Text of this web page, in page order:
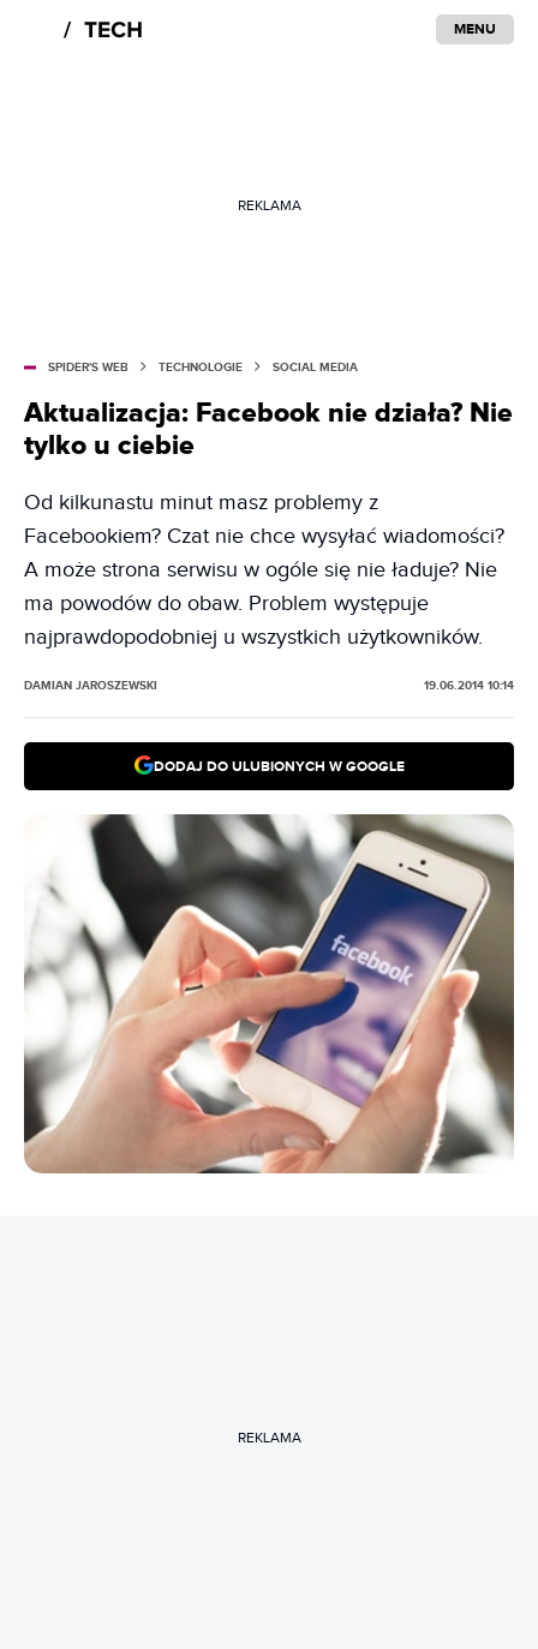
MENU
REKLAMA
SPIDER'S WEB TECHNOLOGIE SOCIAL MEDIA
Aktualizacja: Facebook nie działa? Nie
tylko u ciebie
Od kilkunastu minut masz problemy z
Facebookiem? Czat nie chce wysyłać wiadomości?
A może strona serwisu w ogóle się nie ładuje? Nie
ma powodów do obaw. Problem występuje
najprawdopodobniej u wszystkich użytkowników.
DAMIAN JAROSZEWSKI 19.06.2014 10:14
DODAJ DO ULUBIONYCH W GOOGLE
REKLAMA